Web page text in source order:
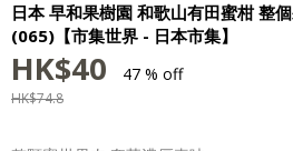
日本 早和果樹園 和歌山有田蜜柑 整
(065)【市集世界 - 日本市集】
HK$40 47 % off
HK$74.8